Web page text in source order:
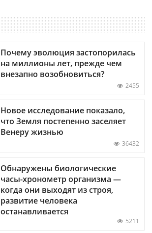
Почему эволюция застопорилась
на миллионы лет, прежде чем
внезапно возобновиться?
2455
Новое исследование показало,
что Земля постепенно заселяет
Венеру жизнью
36432
Обнаружены биологические
часы-хронометр организма —
когда они выходят из строя,
развитие человека
останавливается
5211